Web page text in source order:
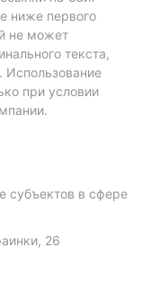
ниже первого
не может
текста,
Использование
при условии
субъектов в сфере
26